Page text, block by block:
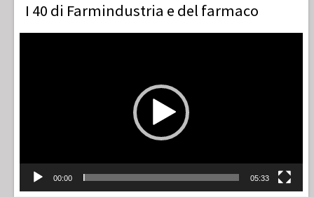
I 40 di Farmindustria e del farmaco
00:00 05:33